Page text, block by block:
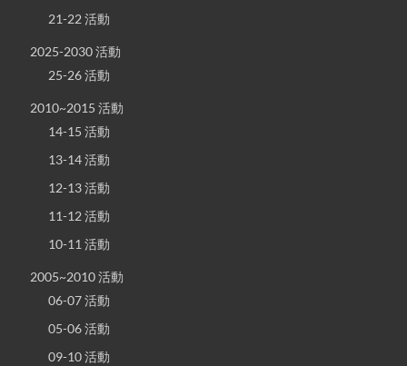
21-22 活動
2025-2030 活動
25-26 活動
2010~2015 活動
14-15 活動
13-14 活動
12-13 活動
11-12 活動
10-11 活動
2005~2010 活動
06-07 活動
05-06 活動
09-10 活動